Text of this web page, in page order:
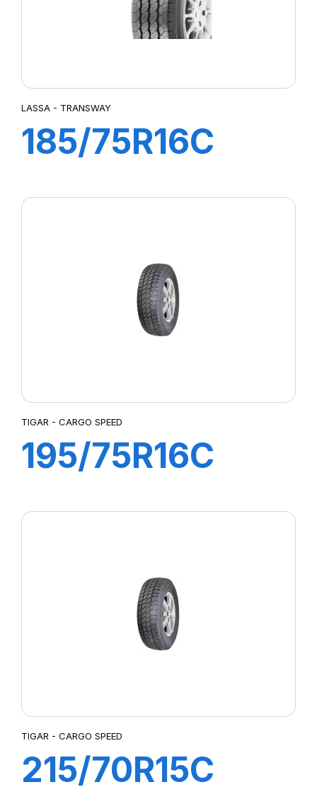
LASSA - TRANSWAY
185/75R16C
TIGAR - CARGO SPEED
195/75R16C
TIGAR - CARGO SPEED
215/70R15C